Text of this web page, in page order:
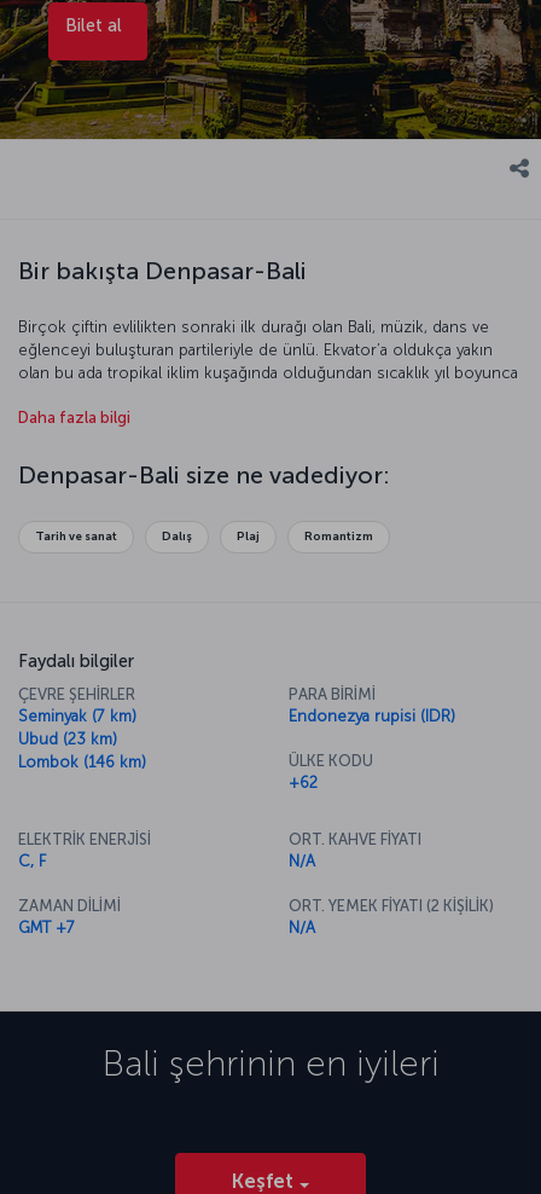
Bilet al
Bir bakışta Denpasar-Bali
Birçok çiftin evlilikten sonraki ilk durağı olan Bali, müzik, dans ve
eğlenceyi buluşturan partileriyle de ünlü. Ekvator’a oldukça yakın
olan bu ada tropikal iklim kuşağında olduğundan sıcaklık yıl boyunca
düşünüyorsanız adayı dönem dönem etkisi altına alan muson
Daha fazla bilgi
Denpasar-Bali size ne vadediyor:
Tarih ve sanat Dalış Plaj Romantizm
Faydalı bilgiler
ÇEVRE ŞEHİRLER
Seminyak (7 km)
Ubud (23 km)
Lombok (146 km)
PARA BİRİMİ
Endonezya rupisi (IDR)
ÜLKE KODU
+62
ELEKTRİK ENERJİSİ
C, F
ZAMAN DİLİMİ
GMT +7
ORT. KAHVE FİYATI
N/A
ORT. YEMEK FİYATI (2 KİŞİLİK)
N/A
Bali şehrinin en iyileri
Keşfet